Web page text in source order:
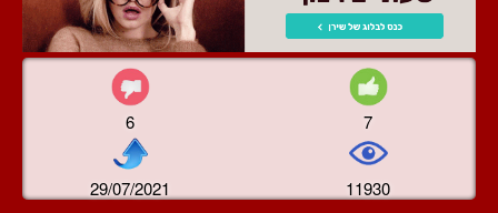
6 7
29/07/2021 11930